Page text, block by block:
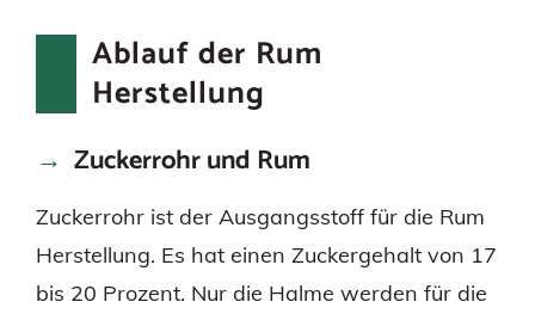
Ablauf der Rum
Herstellung
Zuckerrohr und Rum
Zuckerrohr ist der Ausgangsstoff für die Rum
Herstellung. Es hat einen Zuckergehalt von 17
bis 20 Prozent. Nur die Halme werden für die